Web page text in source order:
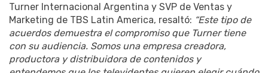
Turner Internacional Argentina y SVP de Ventas y
Marketing de TBS Latin America, resaltó: “Este tipo de
acuerdos demuestra el compromiso que Turner tiene
con su audiencia. Somos una empresa creadora,
productora y distribuidora de contenidos y